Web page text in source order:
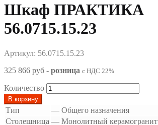
Шкаф ПРАКТИКА
56.0715.15.23
Артикул: 56.0715.15.23
325 866 руб - розница с НДС 22%
Количество
В корзину
Тип — Общего назначения
Столешница — Монолитный керамогранит